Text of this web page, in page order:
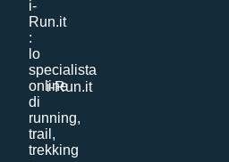
i-Run.it